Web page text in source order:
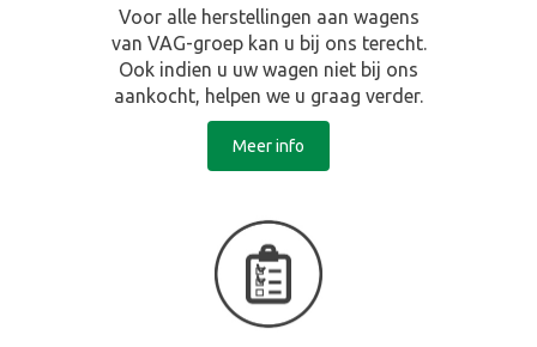
Voor alle herstellingen aan wagens
van VAG-groep kan u bij ons terecht.
Ook indien u uw wagen niet bij ons
aankocht, helpen we u graag verder.
Meer info